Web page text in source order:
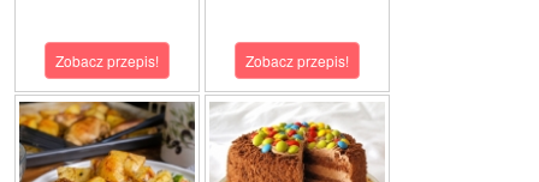
Zobacz przepis! Zobacz przepis!